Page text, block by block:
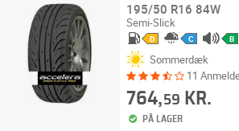
195/50 R16 84W
Semi-Slick
D C B
Sommerdæk
11
764,59 KR.
PÅ LAGER